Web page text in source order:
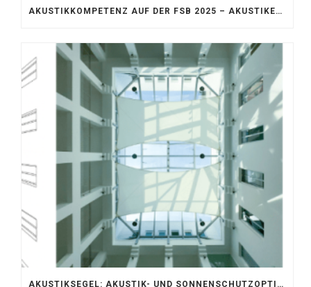
AKUSTIKKOMPETENZ AUF DER FSB 2025 – AKUSTIKELEMENTE FÜR DIE LEBENSRÄUME VON MORGEN
AKUSTIKSEGEL: AKUSTIK- UND SONNENSCHUTZOPTIMIERUNG IM ATRIUM DER UNIVERSITÄT BONN